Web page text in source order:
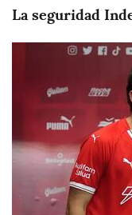
La seguridad